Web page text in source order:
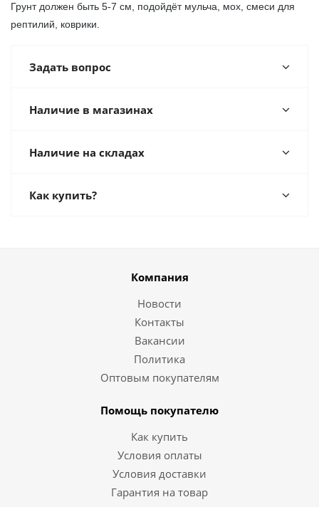
Грунт должен быть 5-7 см, подойдёт мульча, мох, смеси для
рептилий, коврики.
Задать вопрос
Наличие в магазинах
Наличие на складах
Как купить?
Компания
Новости
Контакты
Вакансии
Политика
Оптовым покупателям
Помощь покупателю
Как купить
Условия оплаты
Условия доставки
Гарантия на товар